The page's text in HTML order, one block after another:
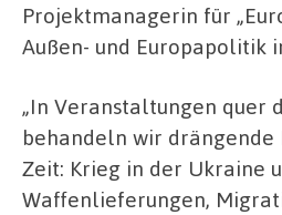
Projektmanagerin für
Außen- und Europapolitik
„In Veranstaltungen quer
behandeln wir drängende
Zeit: Krieg in der Ukraine
Waffenlieferungen,